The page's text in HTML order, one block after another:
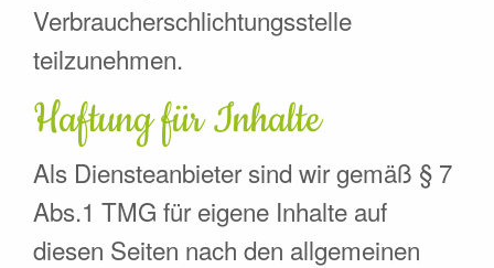
Verbraucherschlichtungsstelle
teilzunehmen.
Haftung für Inhalte
Als Diensteanbieter sind wir gemäß § 7
Abs.1 TMG für eigene Inhalte auf
diesen Seiten nach den allgemeinen